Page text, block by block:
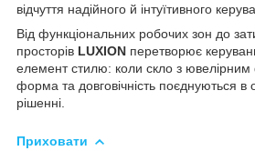
відчуття надійного й інтуїтивного
Від функціональних робочих зон до
просторів LUXION перетворює
елемент стилю: коли скло з ювелірним
форма та довговічність поєднуються
рішенні.
Приховати